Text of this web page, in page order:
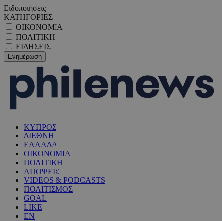
Ειδοποιήσεις
ΚΑΤΗΓΟΡΙΕΣ
ΟΙΚΟΝΟΜΙΑ
ΠΟΛΙΤΙΚΗ
ΕΙΔΗΣΕΙΣ
ΚΥΠΡΟΣ
ΔΙΕΘΝΗ
ΕΛΛΑΔΑ
ΟΙΚΟΝΟΜΙΑ
ΠΟΛΙΤΙΚΗ
ΑΠΟΨΕΙΣ
VIDEOS & PODCASTS
ΠΟΛΙΤΙΣΜΟΣ
GOAL
LIKE
EN